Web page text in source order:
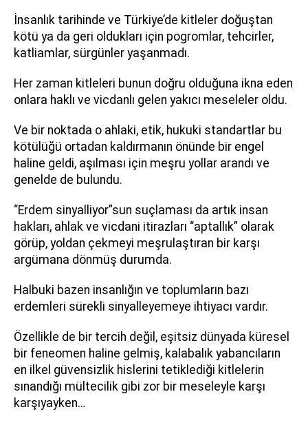
İnsanlık tarihinde ve Türkiye’de kitleler doğuştan
kötü ya da geri oldukları için pogromlar, tehcirler,
katliamlar, sürgünler yaşanmadı.
Her zaman kitleleri bunun doğru olduğuna ikna eden
onlara haklı ve vicdanlı gelen yakıcı meseleler oldu.
Ve bir noktada o ahlaki, etik, hukuki standartlar bu
kötülüğü ortadan kaldırmanın önünde bir engel
haline geldi, aşılması için meşru yollar arandı ve
genelde de bulundu.
“Erdem sinyalliyor”sun suçlaması da artık insan
hakları, ahlak ve vicdani itirazları “aptallık” olarak
görüp, yoldan çekmeyi meşrulaştıran bir karşı
argümana dönmüş durumda.
Halbuki bazen insanlığın ve toplumların bazı
erdemleri sürekli sinyalleyemeye ihtiyacı vardır.
Özellikle de bir tercih değil, eşitsiz dünyada küresel
bir feneomen haline gelmiş, kalabalık yabancıların
en ilkel güvensizlik hislerini tetiklediği kitlelerin
sınandığı mültecilik gibi zor bir meseleyle karşı
karşıyayken…